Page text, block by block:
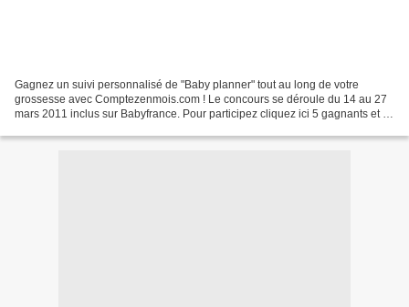
Gagnez un suivi personnalisé de "Baby planner" tout au long de votre
grossesse avec Comptezenmois.com ! Le concours se déroule du 14 au 27
mars 2011 inclus sur Babyfrance. Pour participez cliquez ici 5 gagnants et 3